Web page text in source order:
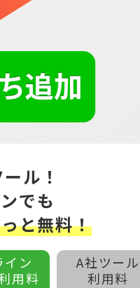
ル！
でも
と無料！
イン
用料
A社ツール
利用料